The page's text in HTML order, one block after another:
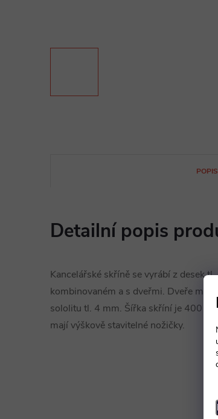
Detailní popis
Kancelářské skříně se vyrábí z desek
kombinovaném a s dveřmi. Dveře mají
sololitu tl. 4 mm. Šířka skříní je 400 a
mají výškově stavitelné nožičky.